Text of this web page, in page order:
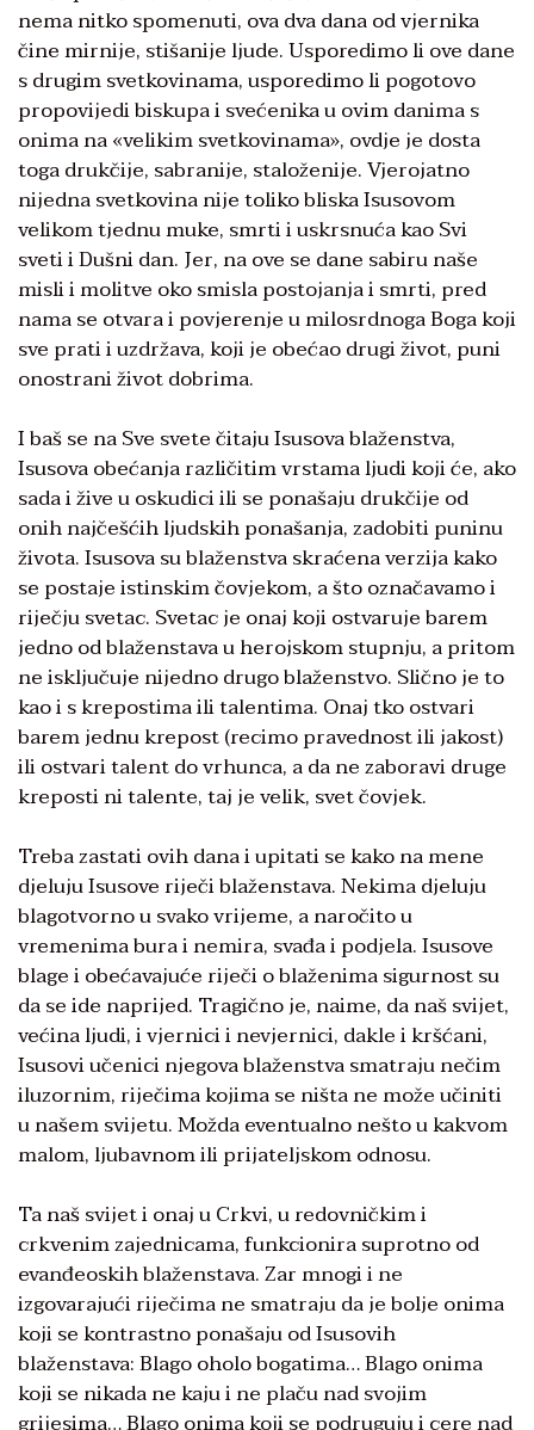
nema nitko spomenuti, ova dva dana od vjernika
čine mirnije, stišanije ljude. Usporedimo li ove dane
s drugim svetkovinama, usporedimo li pogotovo
propovijedi biskupa i svećenika u ovim danima s
onima na «velikim svetkovinama», ovdje je dosta
toga drukčije, sabranije, staloženije. Vjerojatno
nijedna svetkovina nije toliko bliska Isusovom
velikom tjednu muke, smrti i uskrsnuća kao Svi
sveti i Dušni dan. Jer, na ove se dane sabiru naše
misli i molitve oko smisla postojanja i smrti, pred
nama se otvara i povjerenje u milosrdnoga Boga koji
sve prati i uzdržava, koji je obećao drugi život, puni
onostrani život dobrima.
I baš se na Sve svete čitaju Isusova blaženstva,
Isusova obećanja različitim vrstama ljudi koji će, ako
sada i žive u oskudici ili se ponašaju drukčije od
onih najčešćih ljudskih ponašanja, zadobiti puninu
života. Isusova su blaženstva skraćena verzija kako
se postaje istinskim čovjekom, a što označavamo i
riječju svetac. Svetac je onaj koji ostvaruje barem
jedno od blaženstava u herojskom stupnju, a pritom
ne isključuje nijedno drugo blaženstvo. Slično je to
kao i s krepostima ili talentima. Onaj tko ostvari
barem jednu krepost (recimo pravednost ili jakost)
ili ostvari talent do vrhunca, a da ne zaboravi druge
kreposti ni talente, taj je velik, svet čovjek.
Treba zastati ovih dana i upitati se kako na mene
djeluju Isusove riječi blaženstava. Nekima djeluju
blagotvorno u svako vrijeme, a naročito u
vremenima bura i nemira, svađa i podjela. Isusove
blage i obećavajuće riječi o blaženima sigurnost su
da se ide naprijed. Tragično je, naime, da naš svijet,
većina ljudi, i vjernici i nevjernici, dakle i kršćani,
Isusovi učenici njegova blaženstva smatraju nečim
iluzornim, riječima kojima se ništa ne može učiniti
u našem svijetu. Možda eventualno nešto u kakvom
malom, ljubavnom ili prijateljskom odnosu.
Ta naš svijet i onaj u Crkvi, u redovničkim i
crkvenim zajednicama, funkcionira suprotno od
evanđeoskih blaženstava. Zar mnogi i ne
izgovarajući riječima ne smatraju da je bolje onima
koji se kontrastno ponašaju od Isusovih
blaženstava: Blago oholo bogatima… Blago onima
koji se nikada ne kaju i ne plaču nad svojim